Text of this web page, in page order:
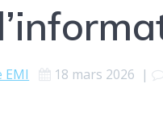
EMI 18 mars 2026 |